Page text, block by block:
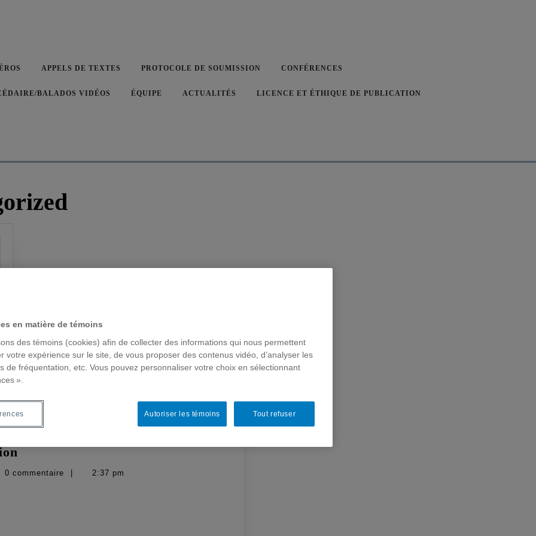
APPELS DE TEXTES PROTOCOLE DE SOUMISSION CONFÉRENCES
BALADOS VIDÉOS ÉQUIPE ACTUALITÉS LICENCE ET ÉTHIQUE DE PUBLICATION
Licence
0 commentaire 2:37 pm
en matière de témoins
des témoins (cookies) afin de collecter des informations qui nous permettent
votre expérience sur le site, de vous proposer des contenus vidéo, d’analyser les
de fréquentation, etc. Vous pouvez personnaliser votre choix en sélectionnant
».
Tout refuser
Autoriser les témoins